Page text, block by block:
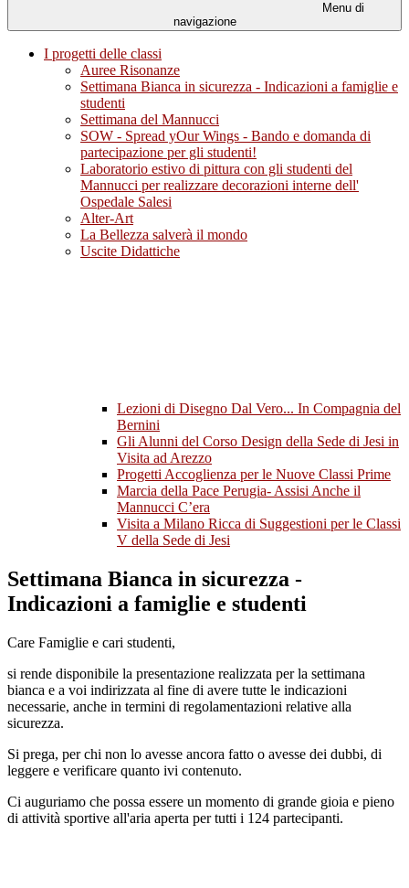
Menu di
navigazione
I progetti delle classi
Auree Risonanze
Settimana Bianca in sicurezza - Indicazioni a famiglie e
studenti
Settimana del Mannucci
SOW - Spread yOur Wings - Bando e domanda di
partecipazione per gli studenti!
Laboratorio estivo di pittura con gli studenti del
Mannucci per realizzare decorazioni interne dell'
Ospedale Salesi
Alter-Art
La Bellezza salverà il mondo
Uscite Didattiche
Lezioni di Disegno Dal Vero... In Compagnia del
Bernini
Gli Alunni del Corso Design della Sede di Jesi in
Visita ad Arezzo
Progetti Accoglienza per le Nuove Classi Prime
Marcia della Pace Perugia- Assisi Anche il
Mannucci C’era
Visita a Milano Ricca di Suggestioni per le Classi
V della Sede di Jesi
Settimana Bianca in sicurezza -
Indicazioni a famiglie e studenti
Care Famiglie e cari studenti,
si rende disponibile la presentazione realizzata per la settimana
bianca e a voi indirizzata al fine di avere tutte le indicazioni
necessarie, anche in termini di regolamentazioni relative alla
sicurezza.
Si prega, per chi non lo avesse ancora fatto o avesse dei dubbi, di
leggere e verificare quanto ivi contenuto.
Ci auguriamo che possa essere un momento di grande gioia e pieno
di attività sportive all'aria aperta per tutti i 124 partecipanti.